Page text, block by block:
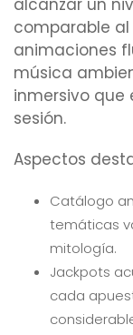
alcanzar un
comparable al
animaciones
música
inmersivo que
sesión.
Aspectos
Catálogo
temáticas
mitología.
Jackpots
cada